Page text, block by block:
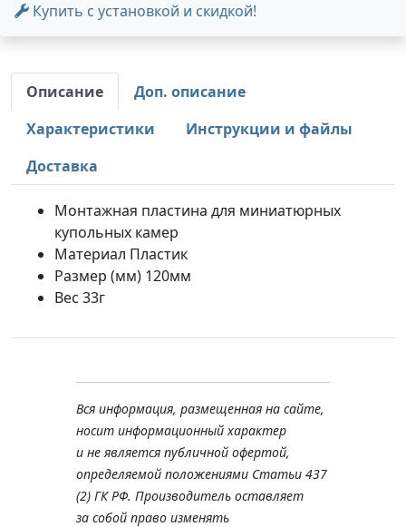
Купить с установкой и скидкой!
Описание
Доп. описание
Характеристики
Инструкции и файлы
Доставка
Монтажная пластина для миниатюрных
купольных камер
Материал Пластик
Размер (мм) 120мм
Вес 33г
Вся информация, размещенная на сайте,
носит информационный характер
и не является публичной офертой,
определяемой положениями Статьи 437
(2) ГК РФ. Производитель оставляет
за собой право изменять